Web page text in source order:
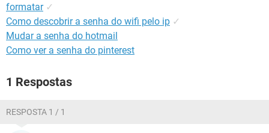
formatar ✓
Como descobrir a senha do wifi pelo ip ✓
Mudar a senha do hotmail
Como ver a senha do pinterest
1 Respostas
RESPOSTA 1 / 1